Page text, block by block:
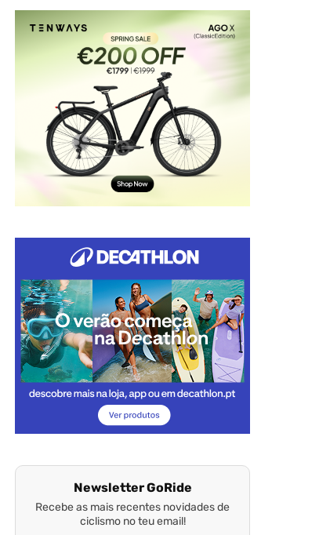
Newsletter GoRide
Recebe as mais recentes novidades de
ciclismo no teu email!